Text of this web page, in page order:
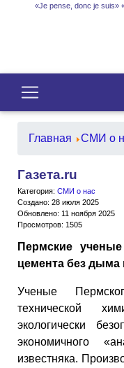
«Je pense, donc je suis»
Главная СМИ о
Газета.ru
Категория: СМИ о нас
Создано: 28 июля 2025
Обновлено: 11 ноября 2025
Просмотров: 1505
Пермские
цемента без дыма
Ученые
технической
экологически
экономичного
известняка.